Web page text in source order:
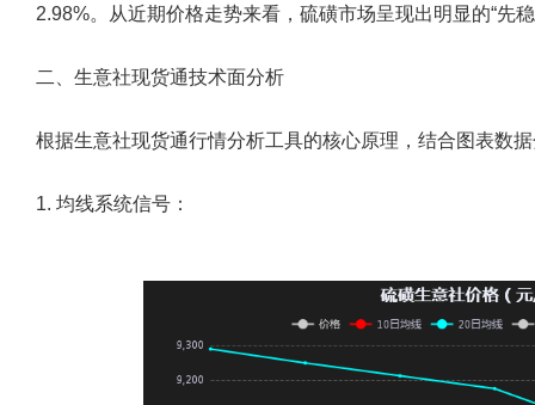
2.98%。从近期价格走势来看，硫磺市场呈现出明显的“先
二、生意社现货通技术面分析
根据生意社现货通行情分析工具的核心原理，结合图表数
1. 均线系统信号：